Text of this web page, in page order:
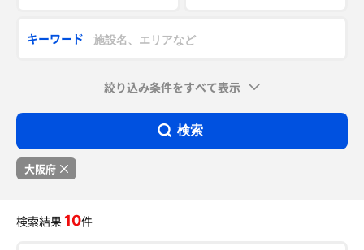
キーワード
絞り込み条件をすべて表示
検索
大阪府
検索結果 10件